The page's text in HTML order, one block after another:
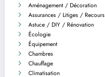
Aménagement / Décoration
Assurances / Litiges / Recours
Astuce / DIY / Rénovation
Écologie
Équipement
Chambres
Chauffage
Climatisation